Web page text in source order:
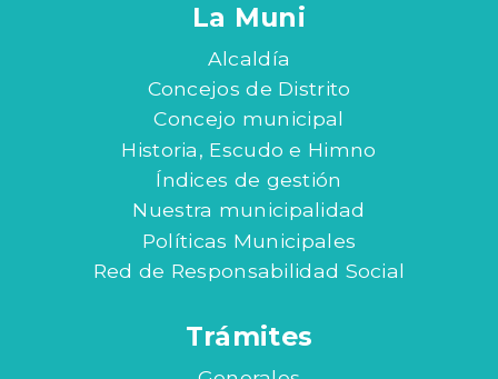
La Muni
Alcaldía
Concejos de Distrito
Concejo municipal
Historia, Escudo e Himno
Índices de gestión
Nuestra municipalidad
Políticas Municipales
Red de Responsabilidad Social
Trámites